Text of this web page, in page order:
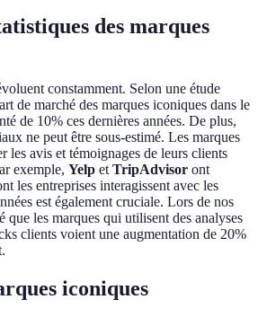
des marques
constamment. Selon une étude
de marché des marques iconiques dans le
de 10% ces dernières années. De plus,
ne peut être sous-estimé. Les marques
les avis et témoignages de leurs clients
exemple, Yelp et TripAdvisor ont
les entreprises interagissent avec les
est également cruciale. Lors de nos
que les marques qui utilisent des analyses
clients voient une augmentation de 20%
iconiques